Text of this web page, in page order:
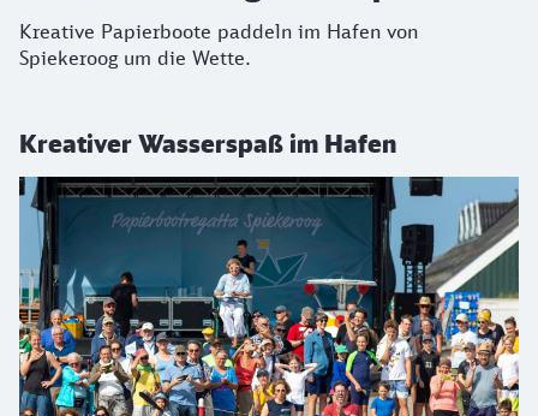
Kreative Papierboote paddeln im Hafen von
Spiekeroog um die Wette.
Kreativer Wasserspaß im Hafen